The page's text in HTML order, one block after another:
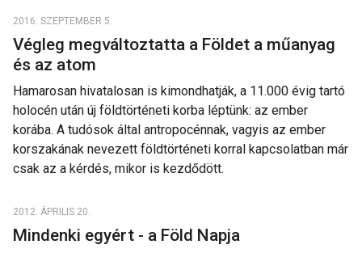
2016. SZEPTEMBER 5.
Végleg megváltoztatta a Földet a műanyag
és az atom
Hamarosan hivatalosan is kimondhatják, a 11.000 évig tartó
holocén után új földtörténeti korba léptünk: az ember
korába. A tudósok által antropocénnak, vagyis az ember
korszakának nevezett földtörténeti korral kapcsolatban már
csak az a kérdés, mikor is kezdődött.
2012. ÁPRILIS 20.
Mindenki egyért - a Föld Napja